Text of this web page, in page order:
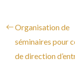
Organisation de
séminaires pour
de direction